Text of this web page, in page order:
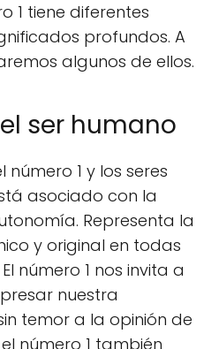
1 tiene diferentes
profundos. A
algunos de ellos.
ser humano
número 1 y los seres
asociado con la
Representa la
y original en todas
número 1 nos invita a
nuestra
temor a la opinión de
número 1 también